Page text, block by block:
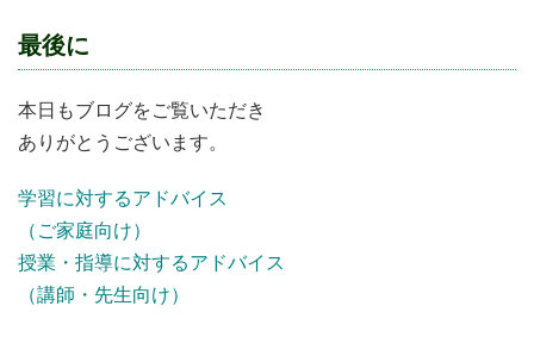
最後に
本日もブログをご覧いただき
ありがとうございます。
学習に対するアドバイス
（ご家庭向け）
授業・指導に対するアドバイス
（講師・先生向け）